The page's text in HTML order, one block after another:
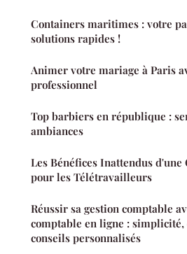
Containers maritimes : votre
solutions rapides !
Animer votre mariage à Paris
professionnel
Top barbiers en république :
ambiances
Les Bénéfices Inattendus d'une
pour les Télétravailleurs
Réussir sa gestion comptable
comptable en ligne : simplicité,
conseils personnalisés